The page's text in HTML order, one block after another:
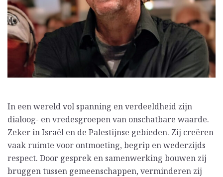
In een wereld vol spanning en verdeeldheid zijn
dialoog- en vredesgroepen van onschatbare waarde.
Zeker in Israël en de Palestijnse gebieden. Zij creëren
vaak ruimte voor ontmoeting, begrip en wederzijds
respect. Door gesprek en samenwerking bouwen zij
bruggen tussen gemeenschappen, verminderen zij